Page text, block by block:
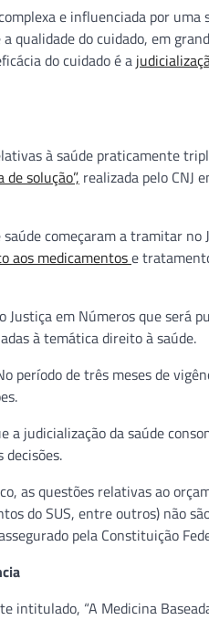
e influenciada por
qualidade do cuidado, em
do cuidado é a
à saúde praticamente
solução”, realizada pelo CNJ
começaram a tramitar
aos medicamentose
em Números que será
à temática direito à saúde.
período de três meses de
judicialização da saúde
as questões relativas ao
do SUS, entre outros) não
pela Constituição
intitulado, “A Medicina